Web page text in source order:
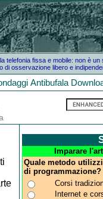
telefonia fissa e mobile: non è
osservazione libero e
Antibufala
Imparare
Quale metodo
di programmazione?
Corsi
Internet e